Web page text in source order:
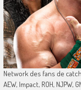
Network des fans de
AEW, Impact, ROH,